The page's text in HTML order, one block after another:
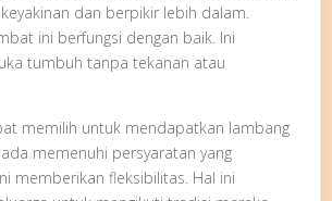
dan berpikir lebih dalam.
ini berfungsi dengan baik. Ini
tumbuh tanpa tekanan atau
memilih untuk mendapatkan lambang
memenuhi persyaratan yang
memberikan fleksibilitas. Hal ini